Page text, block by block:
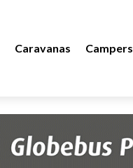
Caravanas Campers